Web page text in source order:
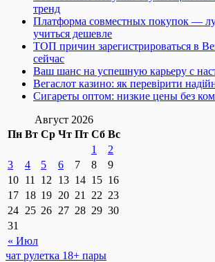
тренд
Платформа совместных покупок —
учиться дешевле
ТОП причин зарегистрироваться в
сейчас
Ваш шанс на успешную карьеру с
Вегаслот казино: як перевірити
Сигареты оптом: низкие цены без
Август 2026
Пн Вт Ср Чт Пт Сб Вс
« Июл
1
2
3
4 5 6 7 8
9
10 11 12 13 14 15 16
17 18 19 20 21 22 23
24 25 26 27 28 29 30
31
чат рулетка 18+ пары